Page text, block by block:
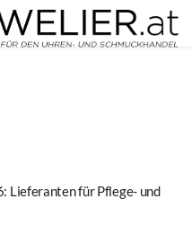
Lieferanten für Pflege- und